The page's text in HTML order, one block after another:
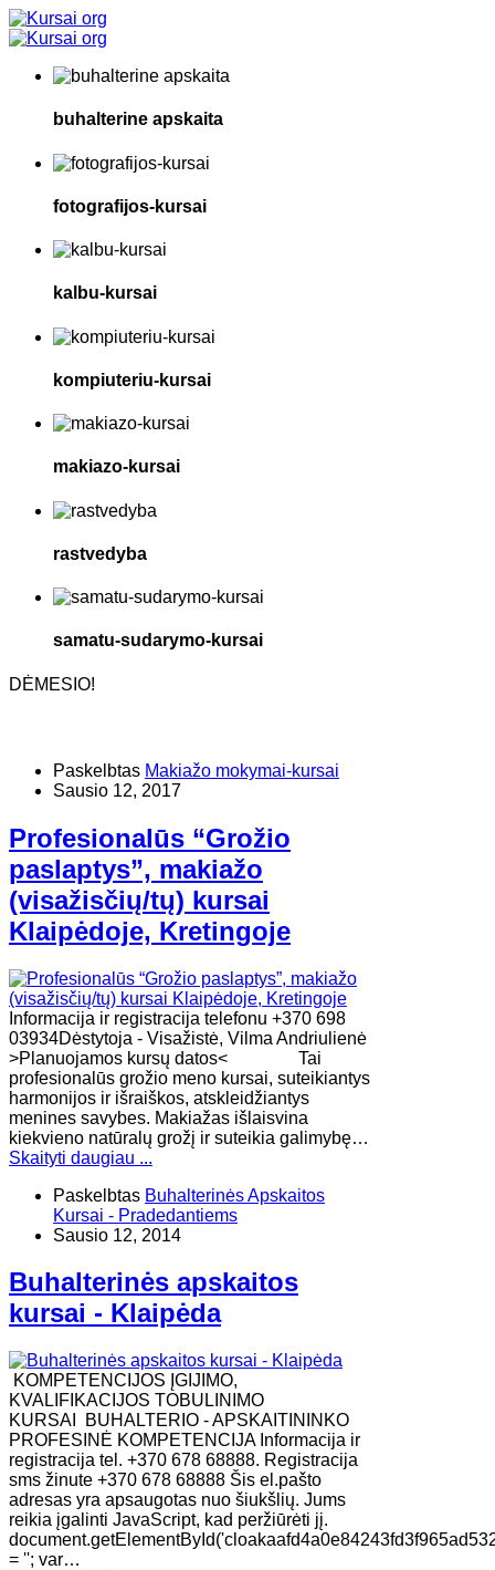
buhalterine apskaita
fotografijos-kursai
kalbu-kursai
kompiuteriu-kursai
makiazo-kursai
rastvedyba
samatu-sudarymo-kursai
DĖMESIO!
Paskelbtas Makiažo mokymai-kursai
Sausio 12, 2017
Profesionalūs “Grožio
paslaptys”, makiažo
(visažisčių/tų) kursai
Klaipėdoje, Kretingoje
Informacija ir registracija telefonu +370 698
03934Dėstytoja - Visažistė, Vilma Andriulienė
>Planuojamos kursų datos< Tai
profesionalūs grožio meno kursai, suteikiantys
harmonijos ir išraiškos, atskleidžiantys
menines savybes. Makiažas išlaisvina
kiekvieno natūralų grožį ir suteikia galimybę…
Skaityti daugiau ...
Paskelbtas Buhalterinės Apskaitos
Kursai - Pradedantiems
Sausio 12, 2014
Buhalterinės apskaitos
kursai - Klaipėda
KOMPETENCIJOS ĮGIJIMO,
KVALIFIKACIJOS TOBULINIMO
KURSAI BUHALTERIO - APSKAITININKO
PROFESINĖ KOMPETENCIJA Informacija ir
registracija tel. +370 678 68888. Registracija
sms žinute +370 678 68888 Šis el.pašto
adresas yra apsaugotas nuo šiukšlių. Jums
reikia įgalinti JavaScript, kad peržiūrėti jį.
= ''; var…